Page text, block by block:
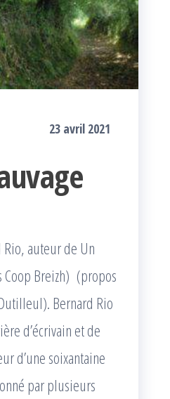
23 avril 2021
Rio, auteur de Un
Coop Breizh) (propos
Bernard Rio
d’écrivain et de
d’une soixantaine
par plusieurs